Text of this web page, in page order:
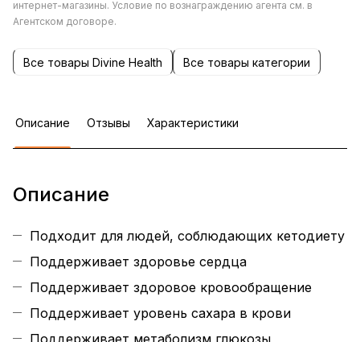
интернет-магазины. Условие по вознаграждению агента см. в
Агентском договоре.
Все товары Divine Health Все товары категории
Описание Отзывы Характеристики
Описание
Подходит для людей, соблюдающих кетодиету
Поддерживает здоровье сердца
Поддерживает здоровое кровообращение
Поддерживает уровень сахара в крови